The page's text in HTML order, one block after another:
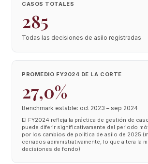
CASOS TOTALES
285
Todas las decisiones de asilo registradas
PROMEDIO FY2024 DE LA CORTE
27,0%
Benchmark estable: oct 2023 – sep 2024
El FY2024 refleja la práctica de gestión de
puede diferir significativamente del periodo
por los cambios de política de asilo de 2025
cerrados administrativamente, lo que altera la
decisiones de fondo).